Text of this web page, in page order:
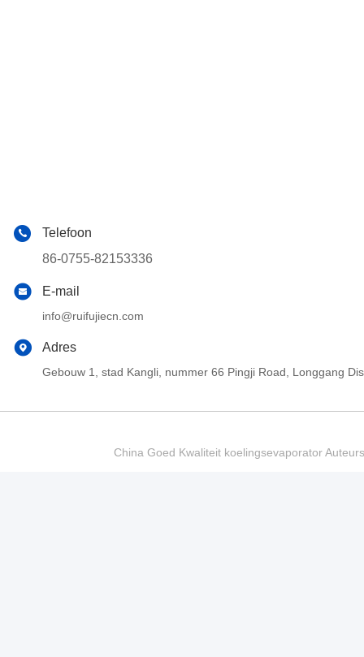
Telefoon
86-0755-82153336
E-mail
info@ruifujiecn.com
Adres
Gebouw 1, stad Kangli, nummer 66 Pingji Road, Longgang
China Goed Kwaliteit koelingsevaporator